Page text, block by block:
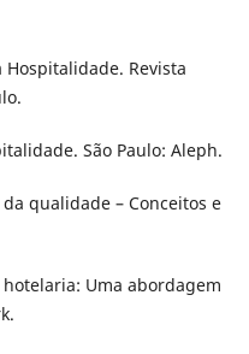
Hospitalidade. Revista
São Paulo: Aleph.
qualidade – Conceitos e
hotelaria: Uma abordagem